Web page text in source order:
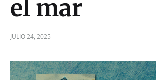
el mar
JULIO 24, 2025